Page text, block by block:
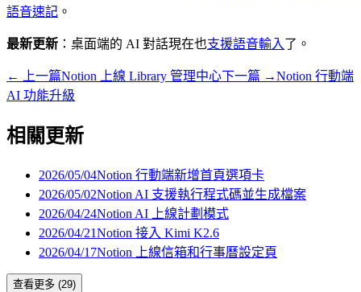
語音速記 。
最新更新 ：桌面端的 AI 對話現在也支援語音輸入 了。
← 上一篇Notion 上線 Library 管理中心下一篇 →Notion 行動端
AI 功能升級
相關更新
2026/05/04Notion 行動端新增首頁選項卡
2026/05/02Notion AI 支援執行程式碼並生成檔案
2026/04/24Notion AI 上線計劃模式
2026/04/21Notion 接入 Kimi K2.6
2026/04/17Notion 上線信箱和行事曆設定頁
查看更多 (29)